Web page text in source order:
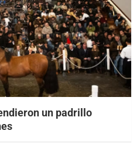
un padrillo